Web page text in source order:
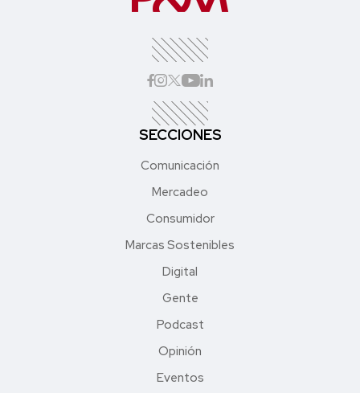
SECCIONES
Comunicación
Mercadeo
Consumidor
Marcas Sostenibles
Digital
Gente
Podcast
Opinión
Eventos